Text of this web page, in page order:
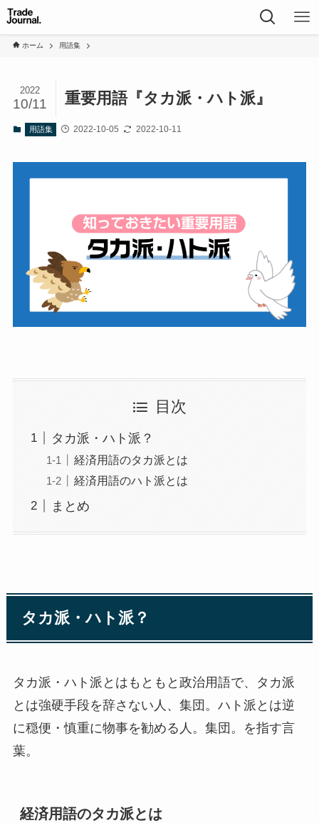
ホーム 用語集
重要用語『タカ派・ハト派』
2022
10/11
用語集 2022-10-05 2022-10-11
目次
タカ派・ハト派？
経済用語のタカ派とは
経済用語のハト派とは
まとめ
タカ派・ハト派？
タカ派・ハト派とはもともと政治用語で、タカ派
とは強硬手段を辞さない人、集団。ハト派とは逆
に穏便・慎重に物事を勧める人。集団。を指す言
葉。
経済用語のタカ派とは